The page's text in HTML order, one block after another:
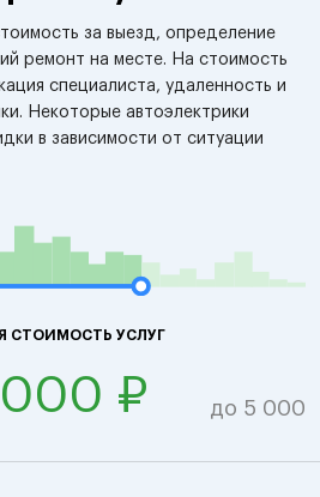
за выезд, определение
ремонт на месте. На стоимость
специалиста, удаленность и
Некоторые автоэлектрики
в зависимости от ситуации
СТОИМОСТЬ УСЛУГ
₽ до 5 000